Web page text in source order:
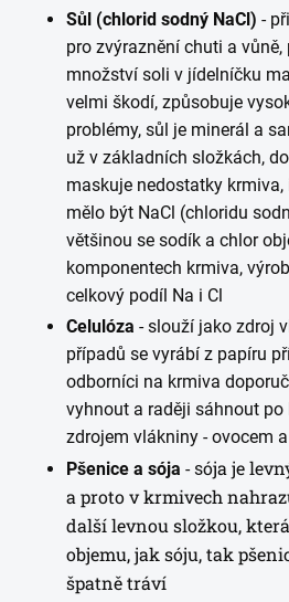
Sůl (chlorid sodný NaCl) -
pro zvýraznění chuti a
množství soli v jídelníčku
velmi škodí, způsobuje
problémy, sůl je minerál a
už v základních složkách,
maskuje nedostatky
mělo být NaCl (chloridu
většinou se sodík a chlor
komponentech krmiva,
celkový podíl Na i Cl
Celulóza - slouží jako zdroj
případů se vyrábí z papíru
odborníci na krmiva
vyhnout a raději sáhnout
zdrojem vlákniny - ovocem
Pšenice a sója - sója je
a proto v krmivech
další levnou složkou,
objemu, jak sóju, tak
špatně tráví